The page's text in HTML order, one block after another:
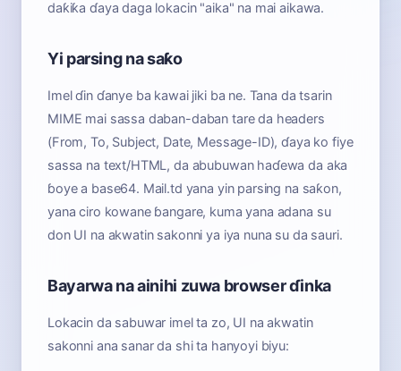
daƙiƙa ɗaya daga lokacin "aika" na mai aikawa.
Yi parsing na saƙo
Imel ɗin ɗanye ba kawai jiki ba ne. Tana da tsarin
MIME mai sassa daban-daban tare da headers
(From, To, Subject, Date, Message-ID), ɗaya ko fiye
sassa na text/HTML, da abubuwan haɗewa da aka
ɓoye a base64. Mail.td yana yin parsing na saƙon,
yana ciro kowane ɓangare, kuma yana adana su
don UI na akwatin sakonni ya iya nuna su da sauri.
Bayarwa na ainihi zuwa browser ɗinka
Lokacin da sabuwar imel ta zo, UI na akwatin
sakonni ana sanar da shi ta hanyoyi biyu: